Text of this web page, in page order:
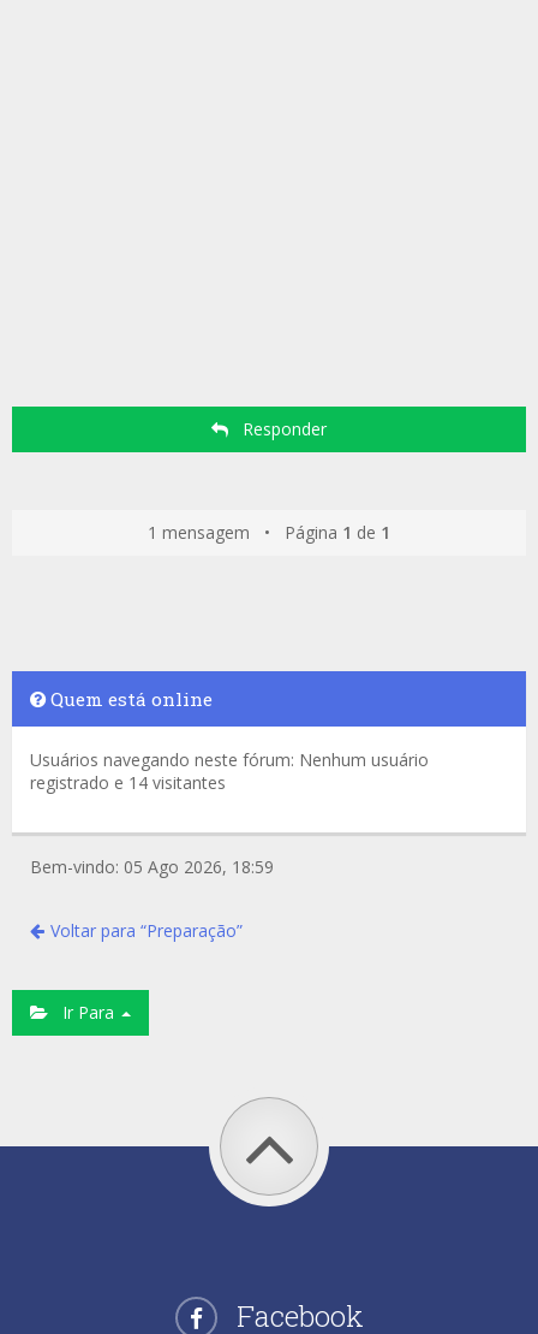
Responder
1 mensagem • Página 1 de 1
Quem está online
Usuários navegando neste fórum: Nenhum usuário
registrado e 14 visitantes
Bem-vindo: 05 Ago 2026, 18:59
Voltar para “Preparação”
Ir Para
Facebook